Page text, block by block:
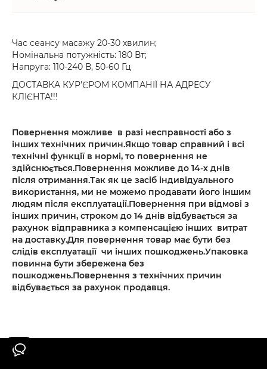
Час сеансу масажу 20-30 хвилин;
Номінальна потужність: 180 Вт;
Напруга: 110-240 В, 50-60 Гц
ДОСТАВКА КУР'ЄРОМ КОМПАНІЇ НА АДРЕСУ
КЛІЄНТА!!!
Повернення можливе в разі несправності або з
інших технічних причин.Якщо товар справний і всі
технічні функції в нормі, то повернення не
здійснюється.Повернення можливе до 14-х днів
після отримання.Так як це засіб індивідуального
використання, ми не можемо продавати його іншим
людям після експлуатації.Повернення при відмові з
інших причин, строком до 14 днів відбувається за
рахунок відправника з компенсацією інших витрат
на доставку.Для повернення товар має бути без
слідів експлуатації чи інших пошкоджень.Упаковка
повинна бути збережена без
пошкоджень.Повернення з технічних причин
відбувається за рахунок продавця.